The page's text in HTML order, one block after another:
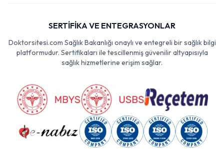
SERTİFİKA VE ENTEGRASYONLAR
Doktorsitesi.com Sağlık Bakanlığı onaylı ve entegreli bir sağlık bilgi
platformudur. Sertifikaları ile tescillenmiş güvenilir altyapısıyla
sağlık hizmetlerine erişim sağlar.